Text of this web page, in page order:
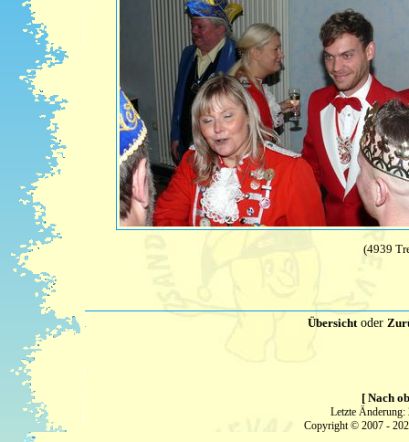
(4939
Übersichtoder
[ Nach
Letzte
Copyright © 2007 -